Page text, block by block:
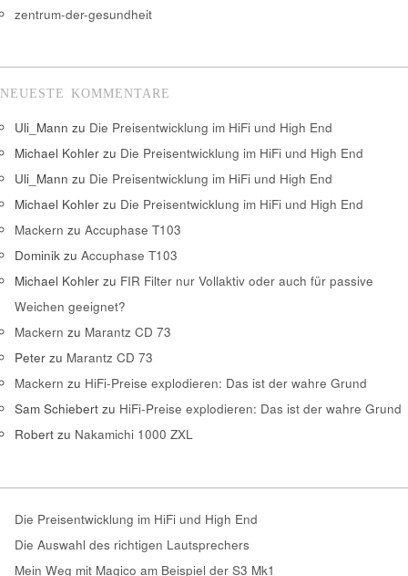
zentrum-der-gesundheit
NEUESTE KOMMENTARE
Uli_Mann zu Die Preisentwicklung im HiFi und High End
Michael Kohler zu Die Preisentwicklung im HiFi und High End
Uli_Mann zu Die Preisentwicklung im HiFi und High End
Michael Kohler zu Die Preisentwicklung im HiFi und High End
Mackern zu Accuphase T103
Dominik zu Accuphase T103
Michael Kohler zu FIR Filter nur Vollaktiv oder auch für passive
Weichen geeignet?
Mackern zu Marantz CD 73
Peter zu Marantz CD 73
Mackern zu HiFi-Preise explodieren: Das ist der wahre Grund
Sam Schiebert zu HiFi-Preise explodieren: Das ist der wahre Grund
Robert zu Nakamichi 1000 ZXL
Die Preisentwicklung im HiFi und High End
Die Auswahl des richtigen Lautsprechers
Mein Weg mit Magico am Beispiel der S3 Mk1